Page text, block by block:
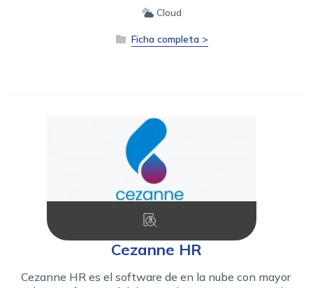
Cloud
Ficha completa >
Cezanne HR
Cezanne HR es el software de en la nube con mayor